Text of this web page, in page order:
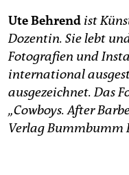
Ute Behrend ist
Dozentin. Sie lebt
Fotografien und
international
ausgezeichnet. Das
„Cowboys. After
Verlag Bummbumm